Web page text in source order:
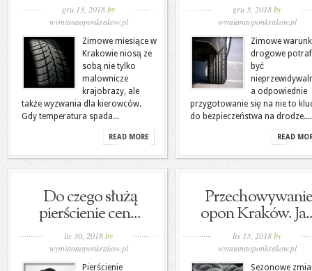
gru 13, 2018by
wymianaoponkrakow.pl
Zimowe miesiące w
Krakowie niosą ze
sobą nie tylko
malownicze
krajobrazy, ale
także wyzwania dla kierowców.
Gdy temperatura spada...
READ MORE
gru 3, 2018by
wymianaoponkrakow.pl
Zimowe
drogowe
być
a odpowiednie
przygotowanie się na nie to
do bezpieczeństwa na drodze....
READ
Do czego służą
pierścienie cen...
lis 30, 2018by
wymianaoponkrakow.pl
Pierścienie
Przechowywanie
opon Kraków.
lis 13, 2018by
wymianaoponkrakow.pl
Sezonowe